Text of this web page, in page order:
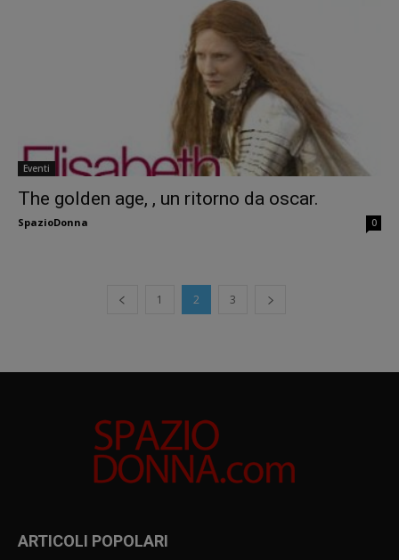
Eventi
The golden age, , un ritorno da oscar.
SpazioDonna 0
1 2 3
ARTICOLI POPOLARI